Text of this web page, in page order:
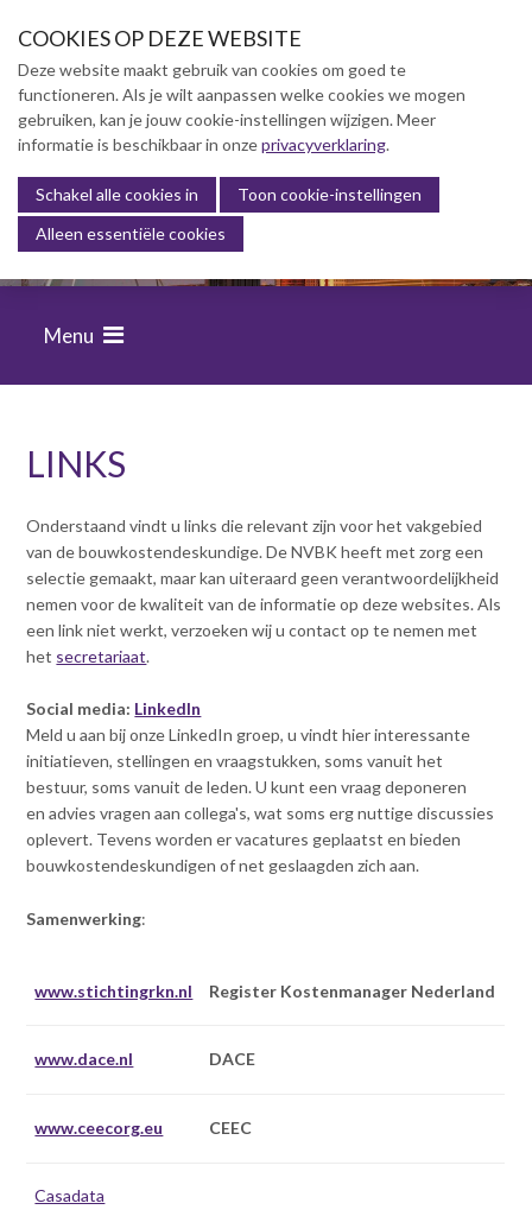
o
a
v
g
a
t
o
n
J
u
m
p
t
m
FINANCIËLE BEHEERSING VAN
BOUWPROJECTEN
Menu
LINKS
Onderstaand vindt u links die relevant zijn voor het vakgebied
van de bouwkostendeskundige. De NVBK heeft met zorg een
selectie gemaakt, maar kan uiteraard geen verantwoordelijkheid
nemen voor de kwaliteit van de informatie op deze websites. Als
een link niet werkt, verzoeken wij u contact op te nemen met
het secretariaat.
Social media: LinkedIn
Meld u aan bij onze LinkedIn groep, u vindt hier interessante
initiatieven, stellingen en vraagstukken, soms vanuit het
bestuur, soms vanuit de leden. U kunt een vraag deponeren
en advies vragen aan collega's, wat soms erg nuttige discussies
oplevert. Tevens worden er vacatures geplaatst en bieden
bouwkostendeskundigen of net geslaagden zich aan.
Samenwerking:
www.stichtingrkn.nl Register Kostenmanager Nederland
www.dace.nl DACE
www.ceecorg.eu CEEC
Casadata
Over NVBK
Over NVBK
Organisatie
Bestuur
Secretariaat
Privacyverklaring
Lidmaatschap
Kennisbank
Actualiteit
Contact
Contact
COOKIES OP DEZE WEBSITE
Deze website maakt gebruik van cookies om goed te
functioneren. Als je wilt aanpassen welke cookies we mogen
gebruiken, kan je jouw cookie-instellingen wijzigen. Meer
informatie is beschikbaar in onzeprivacyverklaring.
Schakel alle cookies in
Toon cookie-instellingen
Alleen essentiële cookies